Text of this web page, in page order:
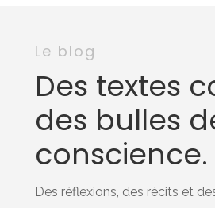
Le blog
Des textes
des bulles
conscience.
Des réflexions, des récits et